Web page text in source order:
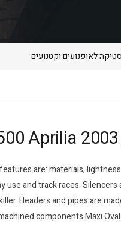
לאופנועים וקטנועים
are: materials,
and track races.
Headers and pipes are
components.Maxi